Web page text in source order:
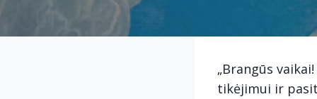
„Brangūs
tikėjimui ir